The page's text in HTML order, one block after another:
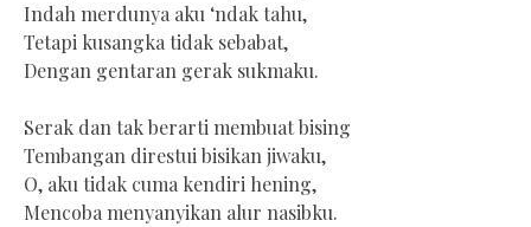
Indah merdunya aku ‘ndak tahu,
Tetapi kusangka tidak sebabat,
Dengan gentaran gerak sukmaku.
Serak dan tak berarti membuat bising
Tembangan direstui bisikan jiwaku,
O, aku tidak cuma kendiri hening,
Mencoba menyanyikan alur nasibku.